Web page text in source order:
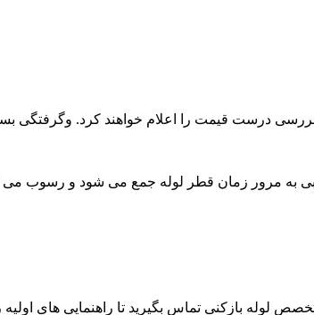
درست قیمت را اعلام خواهند کرد. وگرفتگی
به مرور زمان قطر لوله جمع می شود و رسوب
لوله بازکنی تماس بگیرید تا راهنمایی های